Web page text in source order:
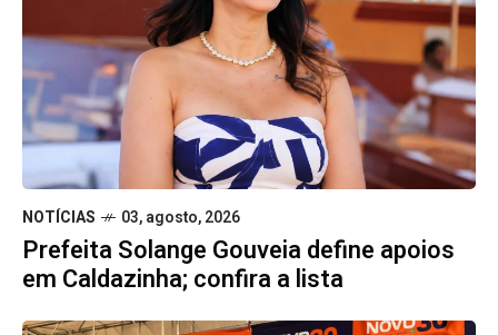
NOTÍCIAS 03, agosto, 2026
Prefeita Solange Gouveia define apoios
em Caldazinha; confira a lista